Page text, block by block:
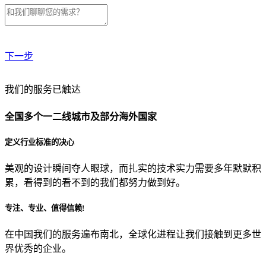
下一步
贵公司预算范围是？
贵公司的团队规模是？
目前主要的营销渠道是？
我们的服务已触达
全国多个一二线城市及部分海外国家
定义行业标准的决心
美观的设计瞬间夺人眼球，而扎实的技术实力需要多年默默积
累，看得到的看不到的我们都努力做到好。
专注、专业、值得信赖!
在中国我们的服务遍布南北，全球化进程让我们接触到更多世
界优秀的企业。